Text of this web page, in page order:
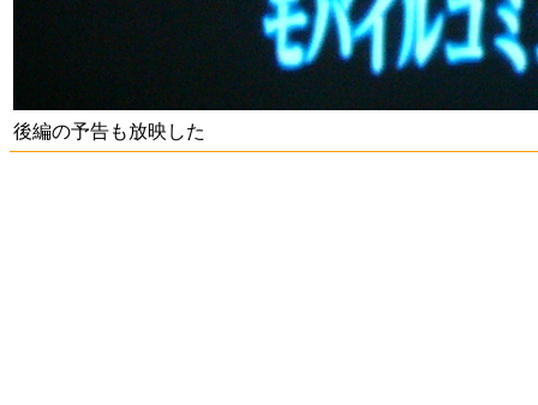
後編の予告も放映した